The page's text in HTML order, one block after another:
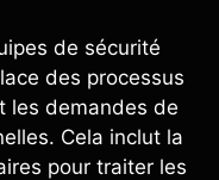
de sécurité
des processus
les demandes de
Cela inclut la
pour traiter les